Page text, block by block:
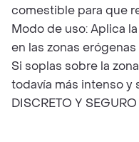
comestible para que
Modo de uso: Aplica
en las zonas
Si soplas sobre la
todavía más intenso y
DISCRETO Y SEGURO